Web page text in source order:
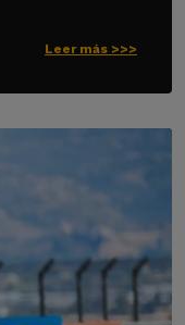
Leer más >>>